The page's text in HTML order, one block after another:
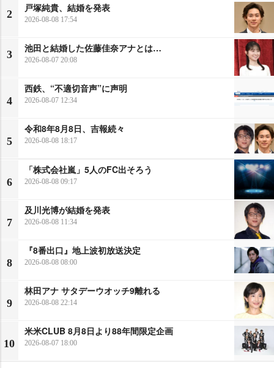
2
戸塚純貴、結婚を発表
2026-08-08 17:54
3
池田と結婚した佐藤佳奈アナとは…
2026-08-07 20:08
4
西鉄、“不適切音声”に声明
2026-08-07 12:34
5
令和8年8月8日、吉報続々
2026-08-08 18:17
6
「株式会社嵐」5人のFC出そろう
2026-08-08 09:17
7
及川光博が結婚を発表
2026-08-08 11:34
8
『8番出口』地上波初放送決定
2026-08-08 08:00
9
林田アナ サタデーウオッチ9離れる
2026-08-08 22:14
10
米米CLUB 8月8日より88年間限定企画
2026-08-07 18:00